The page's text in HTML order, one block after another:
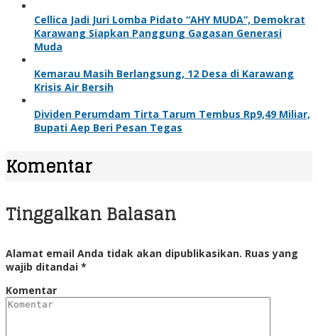
Cellica Jadi Juri Lomba Pidato “AHY MUDA”, Demokrat
Karawang Siapkan Panggung Gagasan Generasi
Muda
Kemarau Masih Berlangsung, 12 Desa di Karawang
Krisis Air Bersih
Dividen Perumdam Tirta Tarum Tembus Rp9,49 Miliar,
Bupati Aep Beri Pesan Tegas
Komentar
Tinggalkan Balasan
Alamat email Anda tidak akan dipublikasikan. Ruas yang
wajib ditandai *
Komentar